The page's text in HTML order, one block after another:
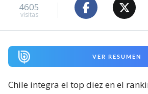
4605
visitas
VER RESUMEN
Chile integra el top diez en el